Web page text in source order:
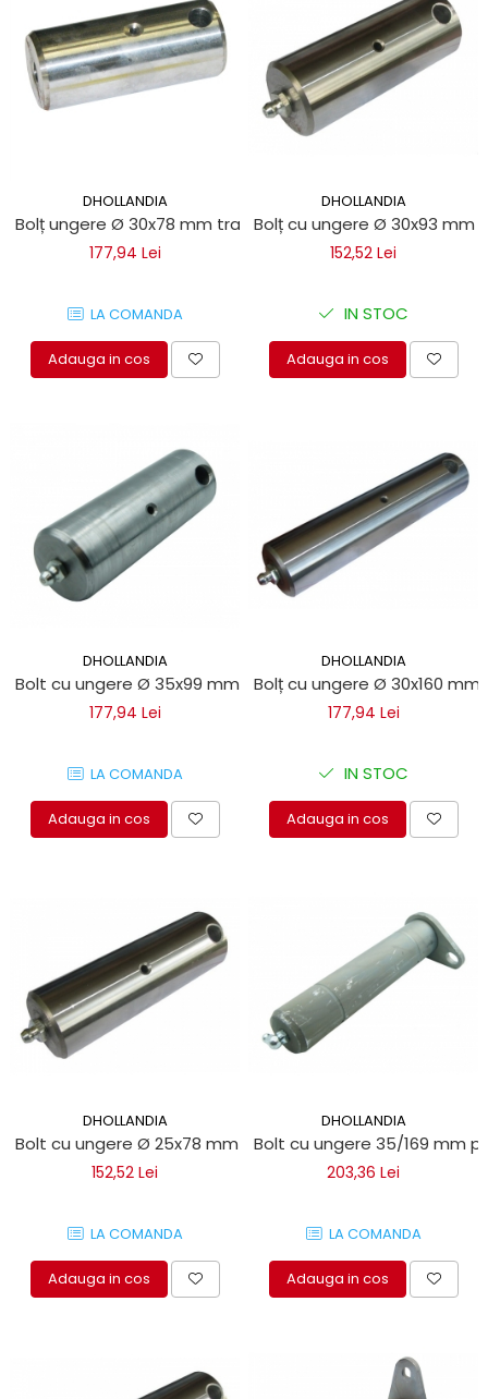
DHOLLANDIA
Bolț ungere Ø 30x78 mm trape hidraulice Dhollandia
177,94 Lei
LA COMANDA
Adauga in cos
DHOLLANDIA
Bolț cu ungere Ø 30x93 mm
152,52 Lei
IN STOC
Adauga in cos
DHOLLANDIA
Bolt cu ungere Ø 35x99 mm pentru trape hidraulice
177,94 Lei
LA COMANDA
Adauga in cos
DHOLLANDIA
Bolț cu ungere Ø 30x160
177,94 Lei
IN STOC
Adauga in cos
DHOLLANDIA
Bolt cu ungere Ø 25x78 mm pentru obloane hidraulice
152,52 Lei
LA COMANDA
Adauga in cos
DHOLLANDIA
Bolt cu ungere 35/169 mm
203,36 Lei
LA COMANDA
Adauga in cos